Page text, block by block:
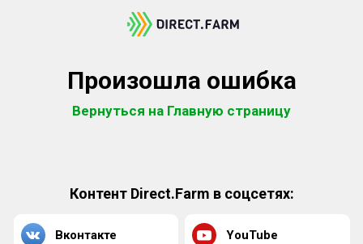
Произошла ошибка
Вернуться на Главную страницу
Контент Direct.Farm в соцсетях:
Вконтакте YouTube